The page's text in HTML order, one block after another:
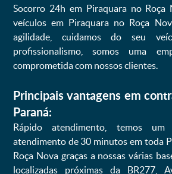
Socorro 24h em Piraquara no Roça
veículos em Piraquara no Roça
agilidade, cuidamos do seu
profissionalismo, somos uma
comprometida com nossos clientes.
Principais vantagens em
Paraná:
Rápido atendimento, temos
atendimento de 30 minutos em toda
Roça Nova graças a nossas várias
localizadas próximas da BR277,